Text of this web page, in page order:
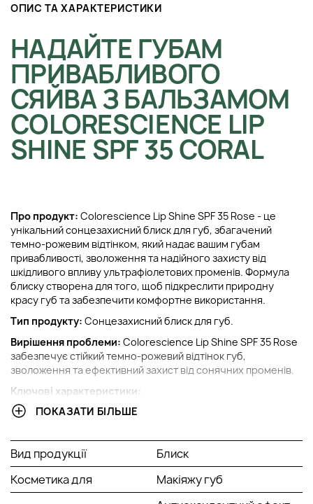
ОПИС ТА ХАРАКТЕРИСТИКИ
НАДАЙТЕ ГУБАМ
ПРИВАБЛИВОГО
СЯЙВА З БАЛЬЗАМОМ
COLORESCIENCE LIP
SHINE SPF 35 CORAL
Про продукт: Colorescience Lip Shine SPF 35 Rose - це
унікальний сонцезахисний блиск для губ, збагачений
темно-рожевим відтінком, який надає вашим губам
привабливості, зволоження та надійного захисту від
шкідливого впливу ультрафіолетових променів. Формула
блиску створена для того, щоб підкреслити природну
красу губ та забезпечити комфортне використання.
Тип продукту: Сонцезахисний блиск для губ.
Вирішення проблеми: Colorescience Lip Shine SPF 35 Rose
забезпечує стійкий темно-рожевий відтінок губ,
зволоження та ефективний захист від сонячних променів.
Ключові характеристики:
Сонцезахист: Містить SPF 35 для захисту від
Темно-рожевий відтінок: Надає губам насичений та
витончений темно-рожевий колір.
Зволоження та захист: Доглядає формула блиску
забезпечує зволоження та захист губ від впливу
навколишнього середовища.
ПОКАЗАТИ БІЛЬШЕ
Вид продукції
Блиск
Косметика для
Макіяжу губ